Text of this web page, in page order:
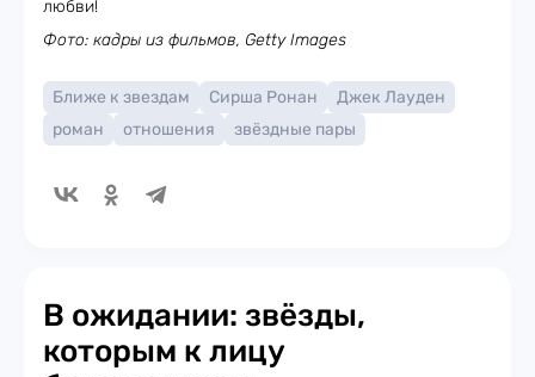
любви!
Фото: кадры из фильмов, Getty Images
Ближе к звездам Сирша Ронан
Джек Лауден
роман
отношения звёздные пары
В ожидании: звёзды,
которым к лицу